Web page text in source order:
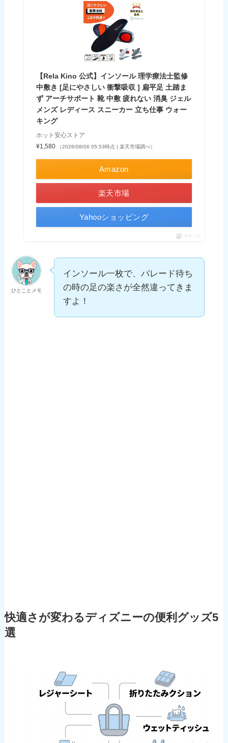
【Rela Kino 公式】インソール 理学療法士監修
中敷き [足にやさしい 衝撃吸収 ] 扁平足 土踏ま
ず アーチサポート 靴 中敷 疲れない 消臭 ジェル
メンズ レディース スニーカー 立ち仕事 ウォー
キング
ホット安心ストア
¥1,580
（2026/08/06 05:53時点 | 楽天市場調べ）
Amazon
楽天市場
Yahooショッピング
ポチップ
ひとことメモ
インソール一枚で、パレード待ち
の時の足の楽さが全然違ってきま
すよ！
快適さが変わるディズニーの便利グッズ5
選